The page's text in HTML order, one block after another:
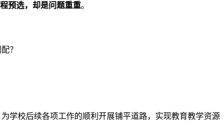
预选，却是问题重重。
？
学校后续各项工作的顺利开展铺平道路，实现教育教学资源